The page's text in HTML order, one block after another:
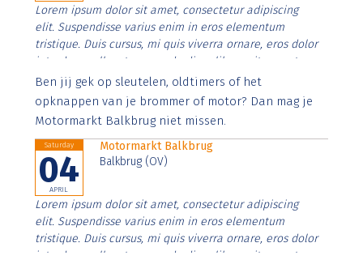
Lorem ipsum dolor sit amet, consectetur adipiscing
elit. Suspendisse varius enim in eros elementum
tristique. Duis cursus, mi quis viverra ornare, eros dolor
interdum nulla, ut commodo diam libero vitae erat.
Aenean faucibus nibh et justo cursus id rutrum lorem
imperdiet. Nunc ut sem vitae risus tristique posuere.
Ben jij gek op sleutelen, oldtimers of het
opknappen van je brommer of motor? Dan mag je
Motormarkt Balkbrug niet missen.
Saturday
04
APRIL
Motormarkt Balkbrug
Balkbrug (OV)
Lorem ipsum dolor sit amet, consectetur adipiscing
elit. Suspendisse varius enim in eros elementum
tristique. Duis cursus, mi quis viverra ornare, eros dolor
interdum nulla, ut commodo diam libero vitae erat.